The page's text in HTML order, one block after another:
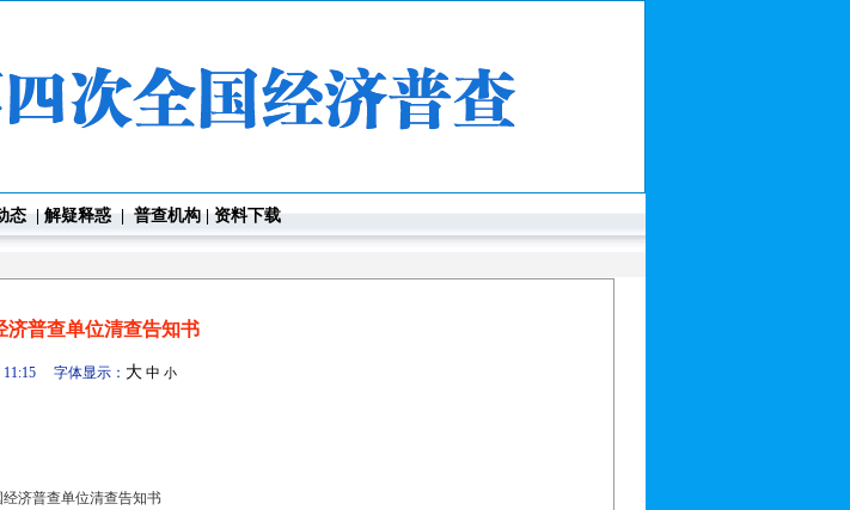
态|解疑释惑|普查机构|资料下载
济普查单位清查告知书
11:15 字体显示： 大 中 小
济普查单位清查告知书